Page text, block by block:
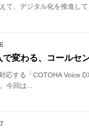
て、デジタル化を推進し
変わる、コールセ
応する「COTOHA Voice
今回は...